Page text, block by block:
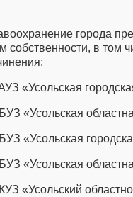
города
собственности, в том
«Усольская
«Усольская
«Усольская
«Усольская
«Усольский